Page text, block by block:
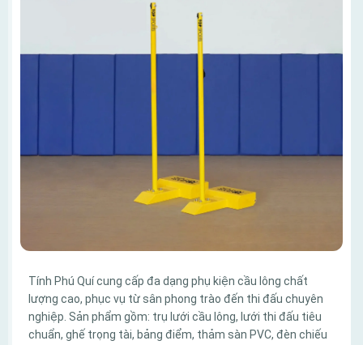
Tính Phú Quí cung cấp đa dạng phụ kiện cầu lông chất
lượng cao, phục vụ từ sân phong trào đến thi đấu chuyên
nghiệp. Sản phẩm gồm: trụ lưới cầu lông, lưới thi đấu tiêu
chuẩn, ghế trọng tài, bảng điểm, thảm sàn PVC, đèn chiếu